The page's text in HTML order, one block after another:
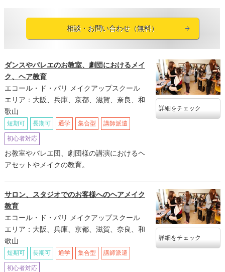
相談・お問い合わせ（無料）
ダンスやバレエのお教室、劇団におけるメイ
ク、ヘア教育
エコール・ド・パリ メイクアップスクール
エリア：大阪、兵庫、京都、滋賀、奈良、和
歌山
短期可 長期可 通学 集合型 講師派遣
初心者対応
お教室やバレエ団、劇団様の講演におけるヘ
アセットやメイクの教育。
詳細をチェック
サロン、スタジオでのお客様へのヘアメイク
教育
エコール・ド・パリ メイクアップスクール
エリア：大阪、兵庫、京都、滋賀、奈良、和
歌山
短期可 長期可 通学 集合型 講師派遣
初心者対応
詳細をチェック